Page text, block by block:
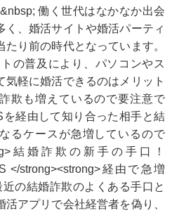
働く世代はなかなか出会
く、婚活サイトや婚活パーティ
り前の時代となっています。
の普及により、パソコンやス
気軽に婚活できるのはメリット
欺も増えているので要注意で
経由して知り合った相手と結
るケースが急増しているので
結婚詐欺の新手の手口！
</strong><strong>経由で急増
近の結婚詐欺のよくある手口と
活アプリで会社経営者を偽り、